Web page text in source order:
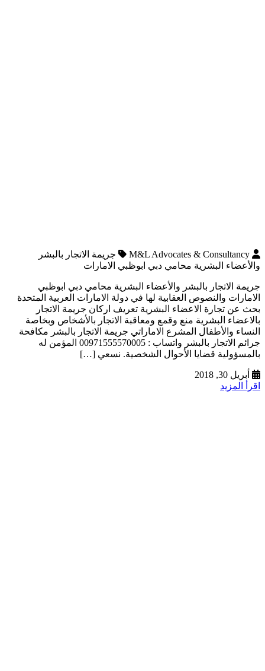
M&L Advocates & Consultancy
جريمة الاتجار بالبشر
والأعضاء البشرية محامي دبي ابوظبي الامارات
جريمة الاتجار بالبشر والأعضاء البشرية محامي دبي ابوظبي
الامارات والنصوص العقابية لها في دولة الامارات العربية المتحدة
بحث عن تجارة الاعضاء البشرية تعريف اركان جريمة الاتجار
بالاعضاء البشرية منع وقمع ومعاقبة الاتجار بالأشخاص وبخاصة
النساء والأطفال المشرع الاماراتي جريمة الاتجار بالبشر مكافحة
جرائم الاتجار بالبشر واتساب : 00971555570005 المؤمن له
بالمسؤولية قضايا الأحوال الشخصية. نسعي […]
أبريل 30, 2018
اقرأ المزيد